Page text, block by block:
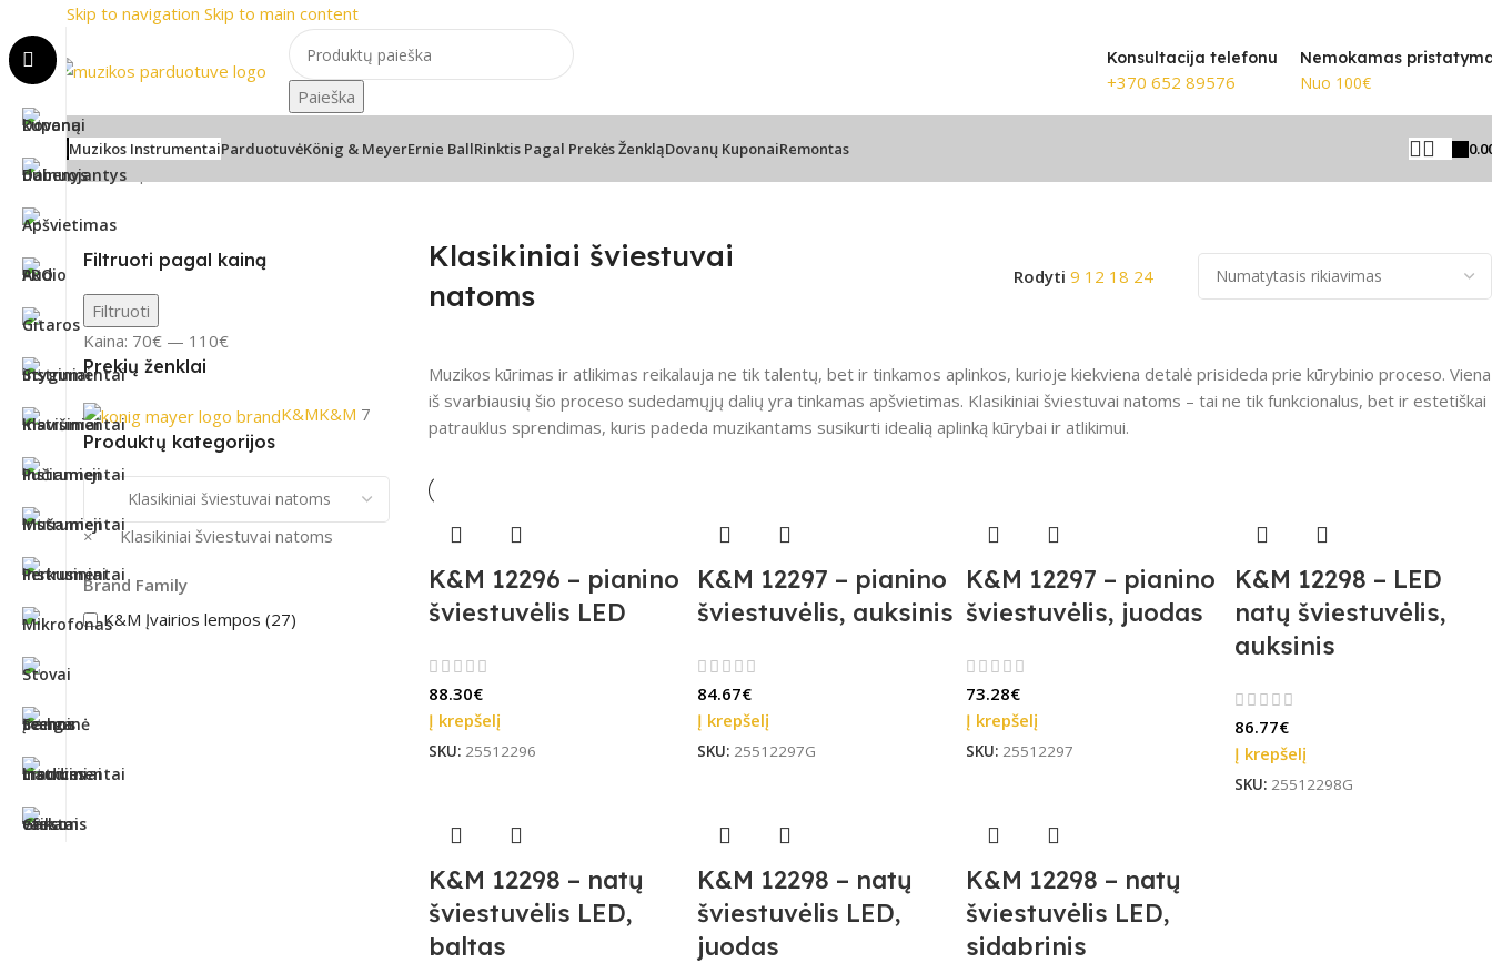
Skip to navigation Skip to main content
ženklai 📞 Konsultacija telefonu 🎸 Žinomiausi prekių
Paieška
Konsultacija telefonu
+370 652 89576
Nemokamas
Nuo 100€
Muzikos InstrumentaiParduotuvėKönig & MeyerErnie BallRinktis Pagal Prekės ŽenkląDovanų KuponaiRemontas
Pradžia/
Filtruoti pagal kainą
Filtruoti
Kaina: 70€ — 110€
Prekių ženklai
K&MK&M 7
Produktų kategorijos
×Klasikiniai šviestuvai natoms
Brand Family
K&M Įvairios lempos (27)
Klasikiniai šviestuvai
natoms
Rodyti 9 12 18 24
Muzikos kūrimas ir atlikimas reikalauja ne tik talentų, bet ir tinkamos aplinkos, kurioje kiekviena detalė prisideda prie kūrybinio proceso. Viena
iš svarbiausių šio proceso sudedamųjų dalių yra tinkamas apšvietimas. Klasikiniai šviestuvai natoms – tai ne tik funkcionalus, bet ir estetiškai
patrauklus sprendimas, kuris padeda muzikantams susikurti idealią aplinką kūrybai ir atlikimui.
K&M 12296 – pianino
šviestuvėlis LED
88.30€
Į krepšelį
SKU: 25512296
K&M 12297 – pianino
šviestuvėlis, auksinis
84.67€
Į krepšelį
SKU: 25512297G
K&M 12297 – pianino
šviestuvėlis, juodas
73.28€
Į krepšelį
SKU: 25512297
K&M 12298 – LED
natų šviestuvėlis,
auksinis
86.77€
Į krepšelį
SKU: 25512298G
K&M 12298 – natų
šviestuvėlis LED,
baltas
K&M 12298 – natų
šviestuvėlis LED,
juodas
K&M 12298 – natų
šviestuvėlis LED,
sidabrinis